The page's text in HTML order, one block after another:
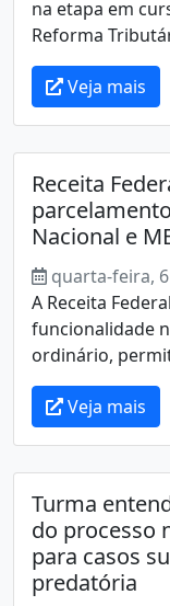
na etapa em
Reforma
Veja mais
Receita
Nacional e
quarta-feira,
A Receita
funcionalidade
ordinário,
Veja mais
Turma
do processo
para casos
predatória